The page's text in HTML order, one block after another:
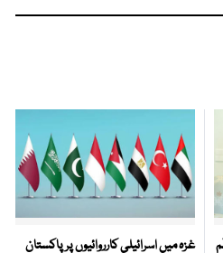
غزہ میں اسرائیلی کارروائیوں پر پاکستان